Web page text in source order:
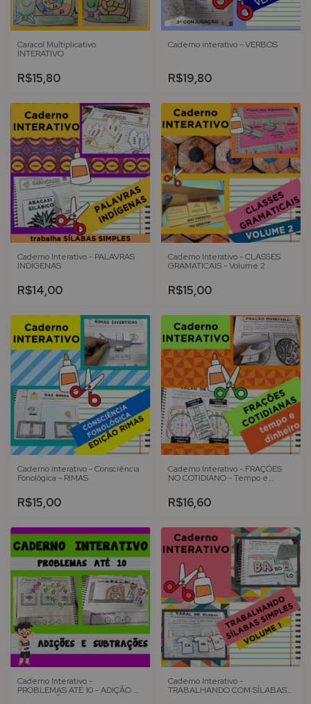
Caracol Multiplicativo
INTERATIVO
R$15,80
Caderno interativo - VERBOS
R$19,80
Caderno Interativo - PALAVRAS
INDÍGENAS
R$14,00
Caderno Interativo - CLASSES
GRAMATICAIS - Volume 2
R$15,00
Caderno interativo - Consciência
Fonológica - RIMAS
R$15,00
Caderno Interativo - FRAÇÕES
NO COTIDIANO - Tempo e
Dinheiro
R$16,60
Caderno Interativo -
PROBLEMAS ATÉ 10 - ADIÇÃO E
SUBTRAÇÃO
Caderno Interativo -
TRABALHANDO COM SÍLABAS
SIMPLES - Volume 1